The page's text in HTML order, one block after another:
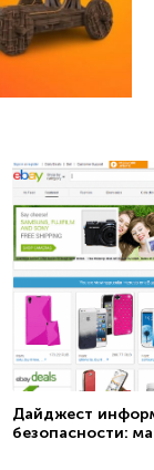
Дайджест
безопасности: